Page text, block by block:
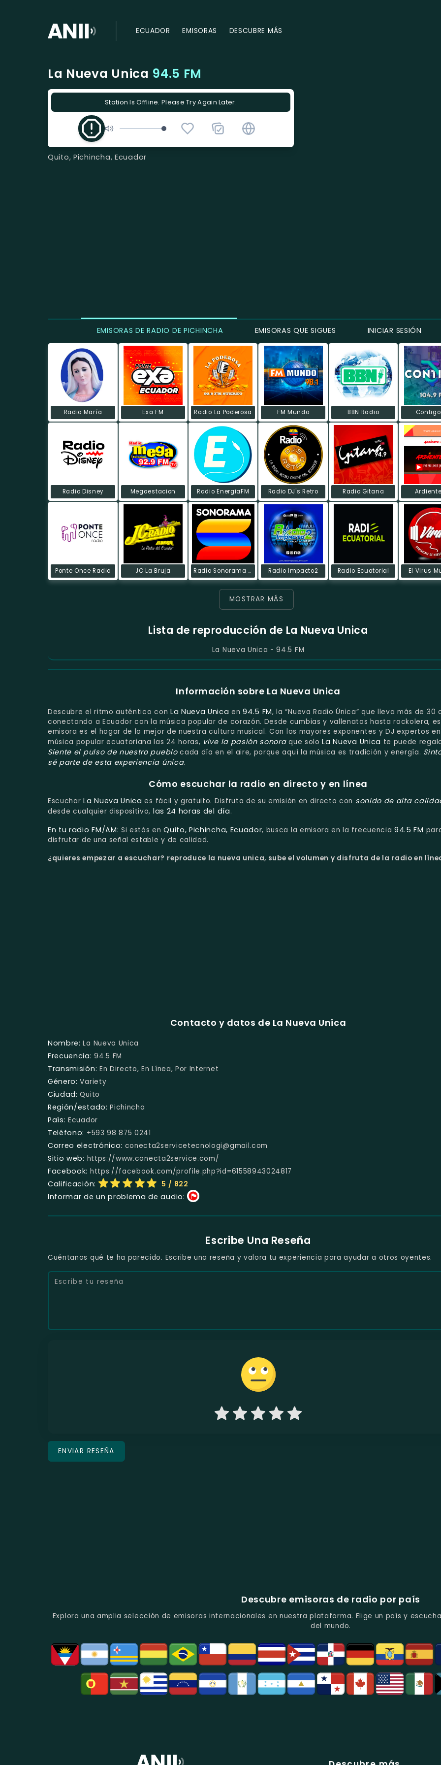
ECUADOR EMISORAS DESCUBRE MÁS
La Nueva Unica 94.5 FM
Station Is Offline. Please Try Again Later.
Quito, Pichincha, Ecuador
EMISORAS DE RADIO DE PICHINCHA EMISORAS QUE SIGUES INICIAR SESIÓN
Radio María Exa FM Radio La Poderosa FM Mundo BBN Radio Contigo
Radio Disney Megaestacion Radio EnergiaFM Radio DJ's Retro Radio Gitana
Ponte Once Radio JC La Bruja Radio Sonorama FM Radio Impacto2 Radio Ecuatorial El Virus
MOSTRAR MÁS
Lista de reproducción de La Nueva Unica
La Nueva Unica - 94.5 FM
Información sobre La Nueva Unica
Descubre el ritmo auténtico con La Nueva Unica en94.5 FM, la “Nueva Radio Única” que lleva más de 30
conectando a Ecuador con la música popular de corazón. Desde cumbias y vallenatos hasta rockolera,
emisora es el hogar de lo mejor de nuestra cultura musical. Con los mayores exponentes y DJ expertos en
música popular ecuatoriana las 24 horas, vive la pasión sonoraque soloLa Nueva Unica te puede
Siente el pulso de nuestro pueblocada día en el aire, porque aquí la música es tradición y energía.
sé parte de esta experiencia única.
Cómo escuchar la radio en directo y en línea
EscucharLa Nueva Unica es fácil y gratuito. Disfruta de su emisión en directo con sonido de alta
desde cualquier dispositivo, las 24 horas del día.
En tu radio FM/AM: Si estás enQuito, Pichincha, Ecuador, busca la emisora en la frecuencia94.5 FM
disfrutar de una señal estable y de calidad.
¿quieres empezar a escuchar? reproduce la nueva unica, sube el volumen y disfruta de la radio en
Contacto y datos de La Nueva Unica
Nombre: La Nueva Unica
Frecuencia: 94.5 FM
Transmisión: En Directo, En Línea, Por Internet
Género: Variety
Ciudad: Quito
Región/estado: Pichincha
País: Ecuador
Teléfono: +593 98 875 0241
Correo electrónico: conecta2servicetecnologi@gmail.com
Sitio web: https://www.conecta2service.com/
Facebook: https://facebook.com/profile.php?id=61558943024817
Calificación: 5 / 822
Informar de un problema de audio:
Escribe Una Reseña
Cuéntanos qué te ha parecido. Escribe una reseña y valora tu experiencia para ayudar a otros oyentes.
Descubre emisoras de radio por país
Explora una amplia selección de emisoras internacionales en nuestra plataforma. Elige un país y
del mundo.